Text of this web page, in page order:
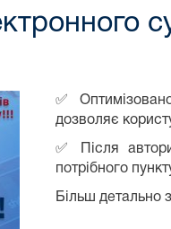
✅
дозволяє
✅ Після
потрібного
Більш детально